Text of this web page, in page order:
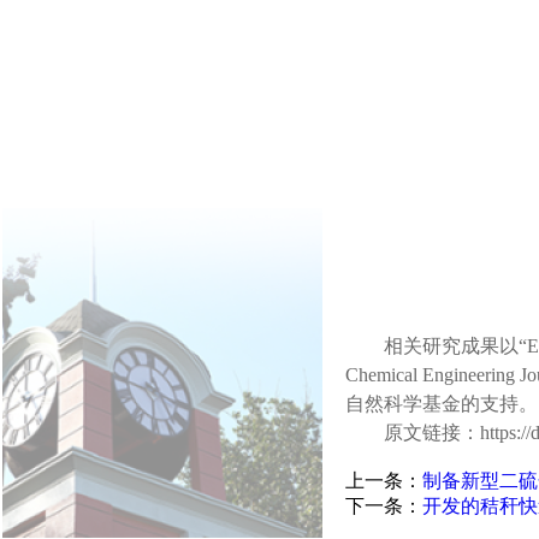
相关研究成果以
Chemical Engineering
自然科学基金的支持。
原文链接： https://
上一条： 制备新型二
下一条： 开发的秸秆